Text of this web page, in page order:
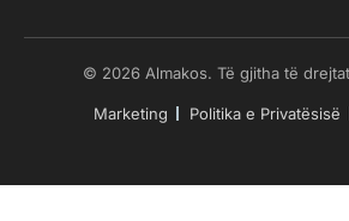
© 2026 Almakos. Të gjitha të
Marketing Politika e Privatësisë